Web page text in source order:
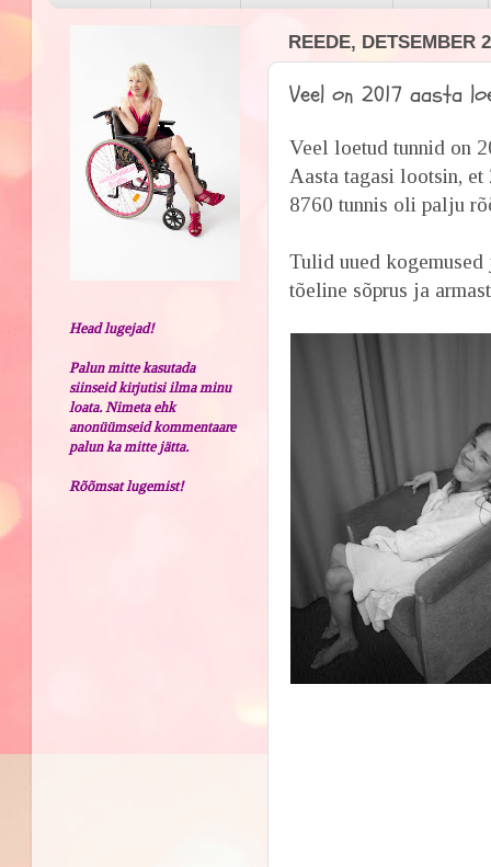
REEDE, DETSEMBER
Veel on 2017 aasta
Veel loetud tunnid on
Aasta tagasi lootsin, et
8760 tunnis oli palju
Tulid uued
tõeline sõprus ja
Head lugejad!
Palun mitte kasutada
siinseid kirjutisi ilma minu
loata. Nimeta ehk
anonüümseid kommentaare
palun ka mitte jätta.
Rõõmsat lugemist!